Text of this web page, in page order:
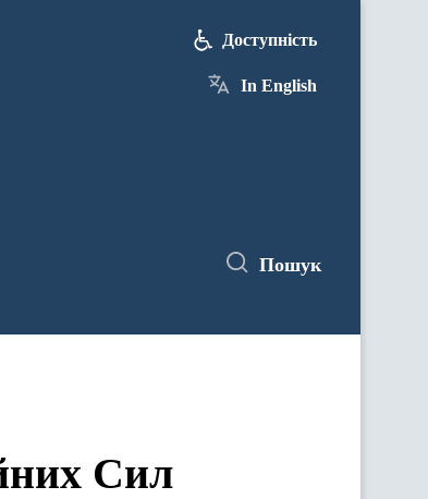
Доступність
In English
Пошук
Сил